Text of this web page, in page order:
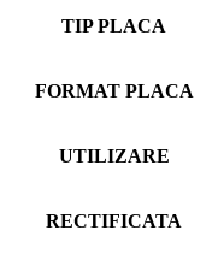
TIP PLACA
FORMAT PLACA
UTILIZARE
RECTIFICATA